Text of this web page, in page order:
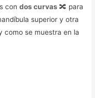
condos curvas 🔀 para
superior y otra
como se muestra en la